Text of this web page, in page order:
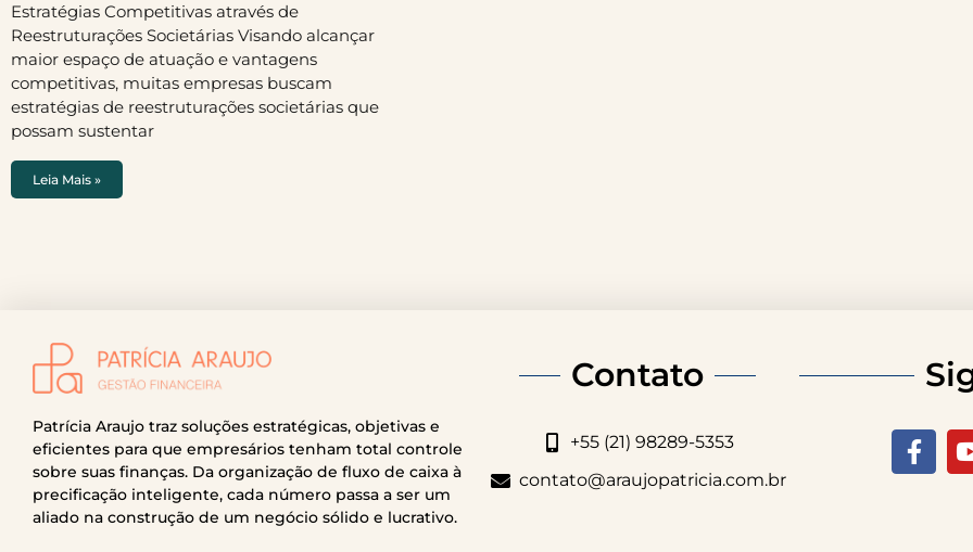
Estratégias Competitivas através de
Reestruturações Societárias Visando alcançar
maior espaço de atuação e vantagens
competitivas, muitas empresas buscam
estratégias de reestruturações societárias que
possam sustentar
Leia Mais »
Patrícia Araujo traz soluções estratégicas, objetivas e
eficientes para que empresários tenham total controle
sobre suas finanças. Da organização de fluxo de caixa à
precificação inteligente, cada número passa a ser um
aliado na construção de um negócio sólido e lucrativo.
Contato
+55 (21) 98289-5353
contato@araujopatricia.com.br